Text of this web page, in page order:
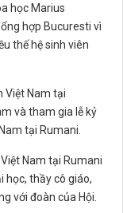
học Marius
hợp Bucuresti vì
thế hệ sinh viên
Việt Nam tại
và tham gia lễ kỷ
tại Rumani.
Nam tại Rumani
học, thầy cô giáo,
với đoàn của Hội.